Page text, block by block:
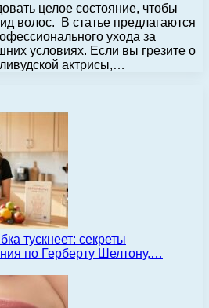
целое состояние, чтобы
волос. В статье предлагаются
ухода за
условиях. Если вы грезите о
актрисы,…
тускнеет: секреты
по Герберту Шелтону,…